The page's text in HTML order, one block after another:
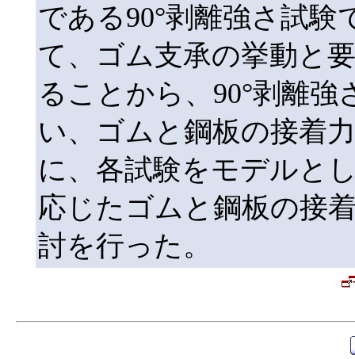
である90°剥離強さ試
て、ゴム支承の挙動と
ることから、90°剥離
い、ゴムと鋼板の接着
に、各試験をモデルと
応じたゴムと鋼板の接
討を行った。